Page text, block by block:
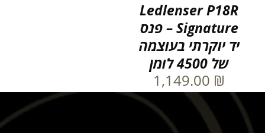
Ledlenser P18R
Signature – פנס
יד יוקרתי בעוצמה
של 4500 לומן
1,149.00 ₪